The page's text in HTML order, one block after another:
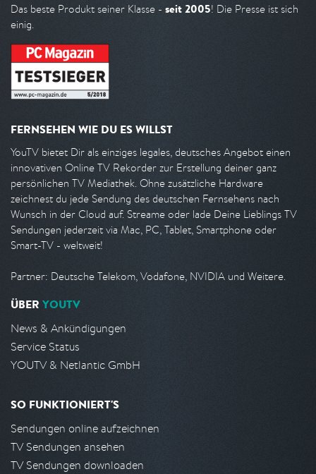
Das beste Produkt seiner Klasse - seit 2005! Die Presse ist sich
einig.
FERNSEHEN WIE DU ES WILLST
YouTV bietet Dir als einziges legales, deutsches Angebot einen
innovativen Online TV Rekorder zur Erstellung deiner ganz
persönlichen TV Mediathek. Ohne zusätzliche Hardware
zeichnest du jede Sendung des deutschen Fernsehens nach
Wunsch in der Cloud auf. Streame oder lade Deine Lieblings TV
Sendungen jederzeit via Mac, PC, Tablet, Smartphone oder
Smart-TV - weltweit!
Partner: Deutsche Telekom, Vodafone, NVIDIA und Weitere.
ÜBER YOUTV
News & Ankündigungen
Service Status
YOUTV & Netlantic GmbH
SO FUNKTIONIERT'S
Sendungen online aufzeichnen
TV Sendungen ansehen
TV Sendungen downloaden